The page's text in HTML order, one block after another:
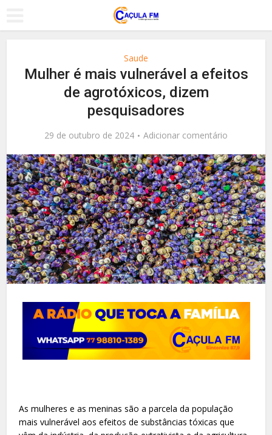
Saude
Mulher é mais vulnerável a efeitos
de agrotóxicos, dizem
pesquisadores
29 de outubro de 2024 Adicionar comentário
As mulheres e as meninas são a parcela da população
mais vulnerável aos efeitos de substâncias tóxicas que